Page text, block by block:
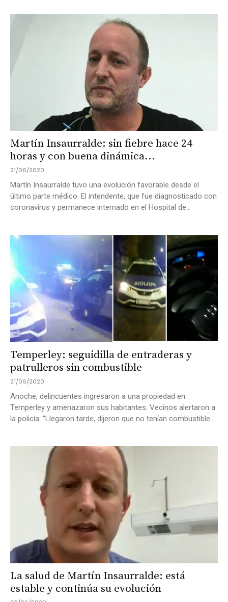
Martín Insaurralde: sin fiebre hace 24
horas y con buena dinámica...
21/06/2020
Martín Insaurralde tuvo una evolución favorable desde el
último parte médico. El intendente, que fue diagnosticado con
coronavirus y permanece internado en el Hospital de...
Temperley: seguidilla de entraderas y
patrulleros sin combustible
21/06/2020
Anoche, delincuentes ingresaron a una propiedad en
Temperley y amenazaron sus habitantes. Vecinos alertaron a
la policía: “Llegaron tarde, dijeron que no tenían combustible...
La salud de Martín Insaurralde: está
estable y continúa su evolución